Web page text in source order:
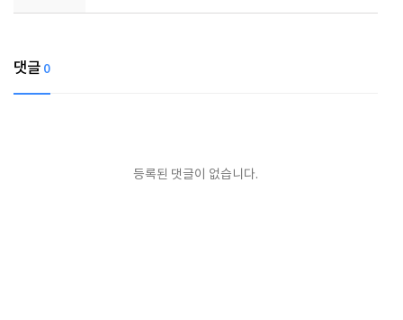
댓글 0
등록된 댓글이 없습니다.